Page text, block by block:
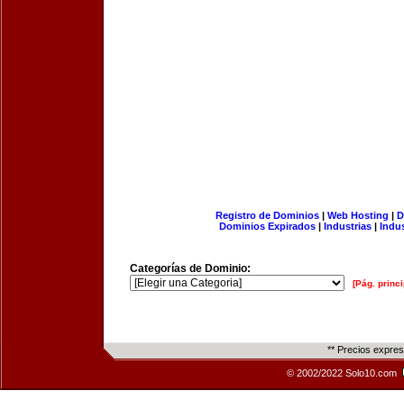
Registro de Dominios| Web Hosting |
Dominios Expirados | Industrias |
Categorías de Dominio:
[Pág.
** Precios
© 2002/2022 Solo10.com